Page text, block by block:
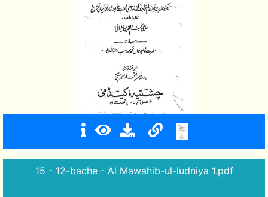
15 - 12-bache - Al Mawahib-ul-ludniya 1.pdf